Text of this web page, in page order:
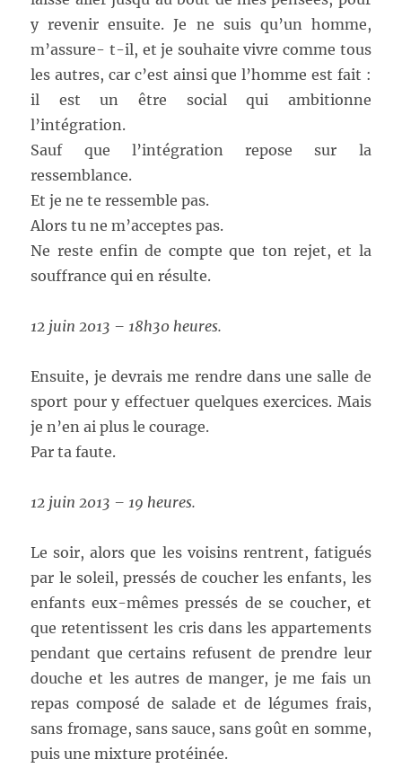
y revenir ensuite. Je ne suis qu’un homme,
m’assure- t-il, et je souhaite vivre comme tous
les autres, car c’est ainsi que l’homme est fait :
il est un être social qui ambitionne
l’intégration.
Sauf que l’intégration repose sur la
ressemblance.
Et je ne te ressemble pas.
Alors tu ne m’acceptes pas.
Ne reste enfin de compte que ton rejet, et la
souffrance qui en résulte.
12 juin 2013 – 18h30 heures.
Ensuite, je devrais me rendre dans une salle de
sport pour y effectuer quelques exercices. Mais
je n’en ai plus le courage.
Par ta faute.
12 juin 2013 – 19 heures.
Le soir, alors que les voisins rentrent, fatigués
par le soleil, pressés de coucher les enfants, les
enfants eux-mêmes pressés de se coucher, et
que retentissent les cris dans les appartements
pendant que certains refusent de prendre leur
douche et les autres de manger, je me fais un
repas composé de salade et de légumes frais,
sans fromage, sans sauce, sans goût en somme,
puis une mixture protéinée.